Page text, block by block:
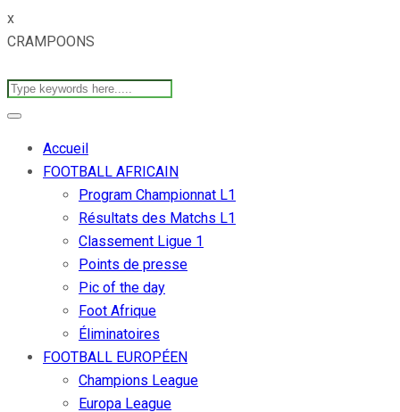
x
CRAMPOONS
Accueil
FOOTBALL AFRICAIN
Program Championnat L1
Résultats des Matchs L1
Classement Ligue 1
Points de presse
Pic of the day
Foot Afrique
Éliminatoires
FOOTBALL EUROPÉEN
Champions League
Europa League